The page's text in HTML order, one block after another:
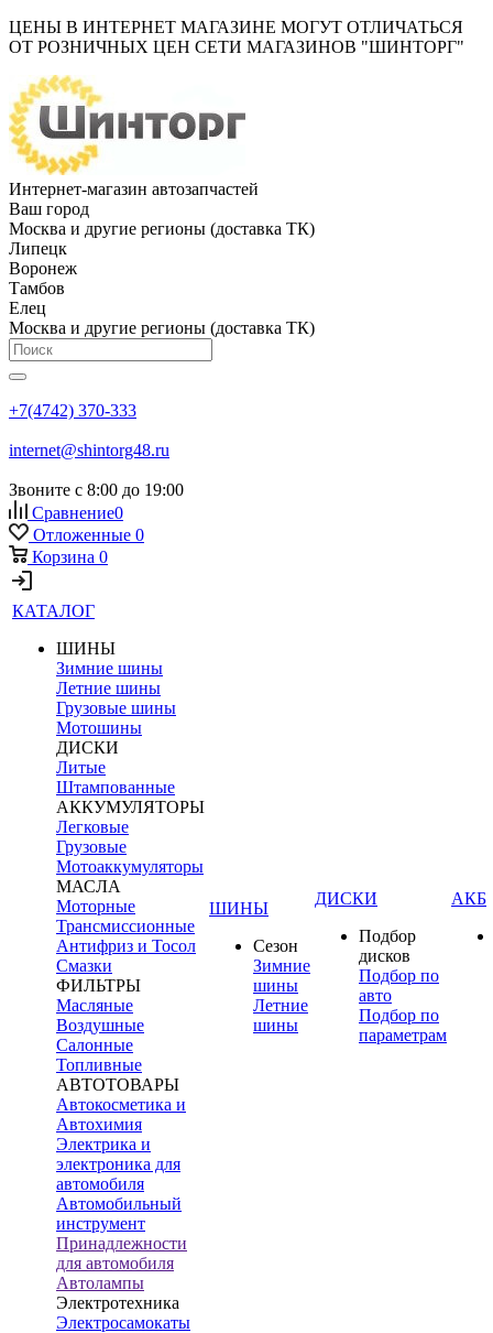
ЦЕНЫ В ИНТЕРНЕТ МАГАЗИНЕ МОГУТ ОТЛИЧАТЬСЯ
ОТ РОЗНИЧНЫХ ЦЕН СЕТИ МАГАЗИНОВ "ШИНТОРГ"
Интернет-магазин автозапчастей
Ваш город
Москва и другие регионы (доставка ТК)
Липецк
Воронеж
Тамбов
Елец
Москва и другие регионы (доставка ТК)
+7(4742) 370-333
internet@shintorg48.ru
Звоните с 8:00 до 19:00
Сравнение0
Отложенные 0
Корзина 0
КАТАЛОГ
ШИНЫ
Зимние шины
Летние шины
Грузовые шины
Мотошины
ДИСКИ
Литые
Штампованные
АККУМУЛЯТОРЫ
Легковые
Грузовые
Мотоаккумуляторы
МАСЛА
Моторные
Трансмиссионные
Антифриз и Тосол
Смазки
ФИЛЬТРЫ
Масляные
Воздушные
Салонные
Топливные
АВТОТОВАРЫ
Автокосметика и
Автохимия
Электрика и
электроника для
автомобиля
Автомобильный
инструмент
Принадлежности
для автомобиля
Автолампы
Электротехника
Электросамокаты
ШИНЫ
Сезон
Зимние
шины
Летние
шины
ДИСКИ
Подбор
дисков
Подбор по
авто
Подбор по
параметрам
АКБ